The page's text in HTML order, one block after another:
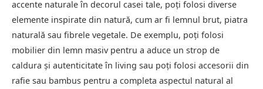
accente naturale în decorul casei tale, poți folosi diverse
elemente inspirate din natură, cum ar fi lemnul brut, piatra
naturală sau fibrele vegetale. De exemplu, poți folosi
mobilier din lemn masiv pentru a aduce un strop de
caldura și autenticitate în living sau poți folosi accesorii din
rafie sau bambus pentru a completa aspectul natural al